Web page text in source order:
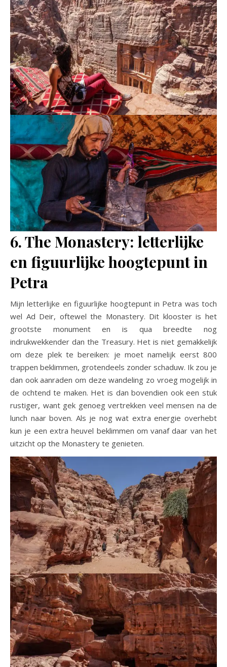
6. The Monastery: letterlijke
en figuurlijke hoogtepunt in
Petra
Mijn letterlijke en figuurlijke hoogtepunt in Petra was toch
wel Ad Deir, oftewel the Monastery. Dit klooster is het
grootste monument en is qua breedte nog
indrukwekkender dan the Treasury. Het is niet gemakkelijk
om deze plek te bereiken: je moet namelijk eerst 800
trappen beklimmen, grotendeels zonder schaduw. Ik zou je
dan ook aanraden om deze wandeling zo vroeg mogelijk in
de ochtend te maken. Het is dan bovendien ook een stuk
rustiger, want gek genoeg vertrekken veel mensen na de
lunch naar boven. Als je nog wat extra energie overhebt
kun je een extra heuvel beklimmen om vanaf daar van het
uitzicht op the Monastery te genieten.